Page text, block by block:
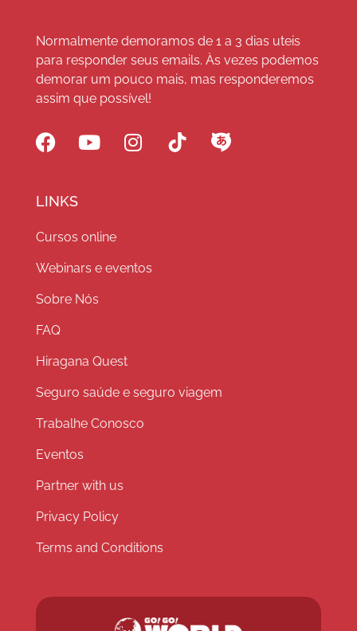
Normalmente demoramos de 1 a 3 dias uteis
para responder seus emails. Às vezes podemos
demorar um pouco mais, mas responderemos
assim que possível!
LINKS
Cursos online
Webinars e eventos
Sobre Nós
FAQ
Hiragana Quest
Seguro saúde e seguro viagem
Trabalhe Conosco
Eventos
Partner with us
Privacy Policy
Terms and Conditions